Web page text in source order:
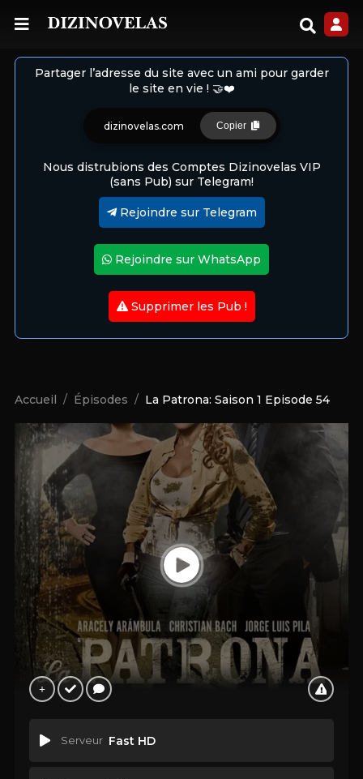
Partager l’adresse du site avec un ami pour garder
le site en vie ! 🤝❤️
dizinovelas.com Copier
Nous distrubions des Comptes Dizinovelas VIP
(sans Pub) sur Telegram!
Rejoindre sur Telegram
Rejoindre sur WhatsApp
Supprimer les Pub !
Accueil Épisodes La Patrona: Saison 1 Episode 54
Serveur Fast HD